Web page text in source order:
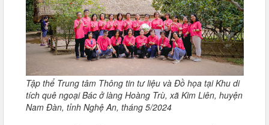
Tập thể Trung tâm Thông tin tư liệu và Đồ họa tại Khu di
tích quê ngoại Bác ở làng Hoàng Trù, xã Kim Liên, huyện
Nam Đàn, tỉnh Nghệ An, tháng 5/2024